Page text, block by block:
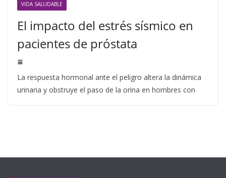
VIDA SALUDABLE
El impacto del estrés sísmico en
pacientes de próstata
La respuesta hormonal ante el peligro altera la dinámica
urinaria y obstruye el paso de la orina en hombres con